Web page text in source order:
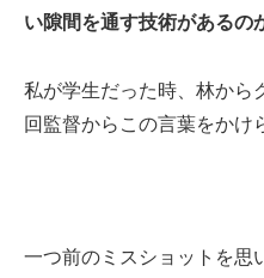
い隙間を通す技術があるの
私が学生だった時、林から
回監督からこの言葉をかけ
一つ前のミスショットを思